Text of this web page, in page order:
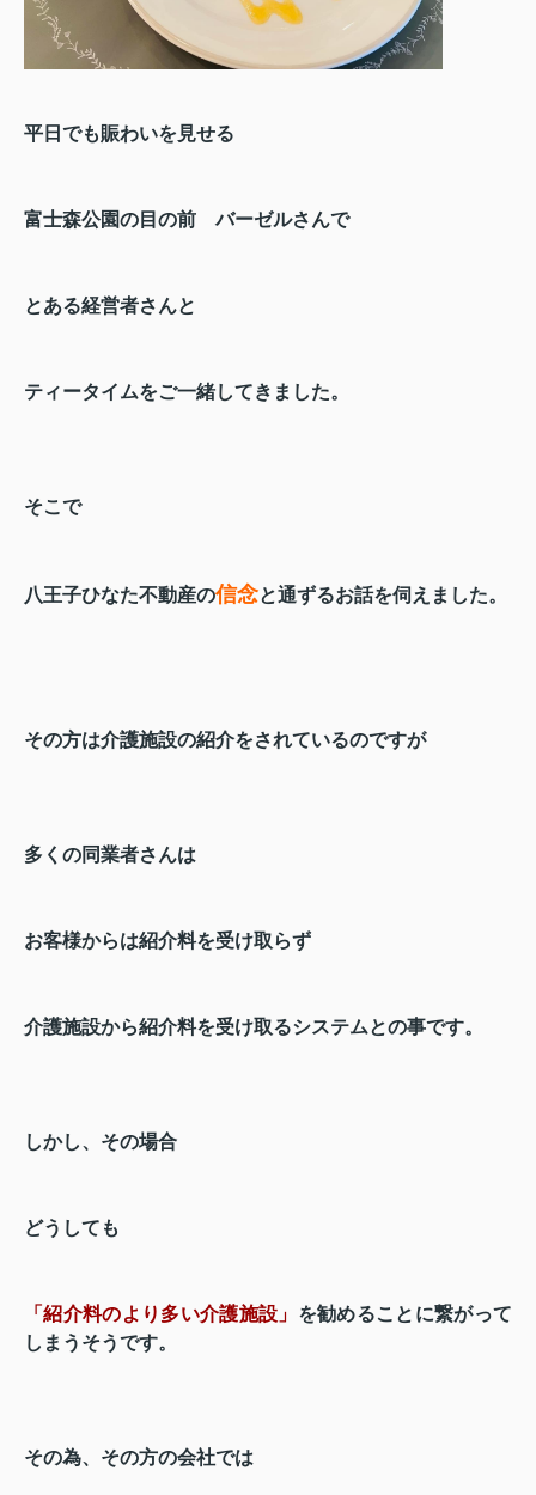
平日でも賑わいを見せる
富士森公園の目の前 バーゼルさんで
とある経営者さんと
ティータイムをご一緒してきました。
そこで
八王子ひなた不動産の信念と通ずるお話を伺えました。
その方は介護施設の紹介をされているのですが
多くの同業者さんは
お客様からは紹介料を受け取らず
介護施設から紹介料を受け取るシステムとの事です。
しかし、その場合
どうしても
「紹介料のより多い介護施設」 を勧めることに繋がって
しまうそうです。
その為、その方の会社では